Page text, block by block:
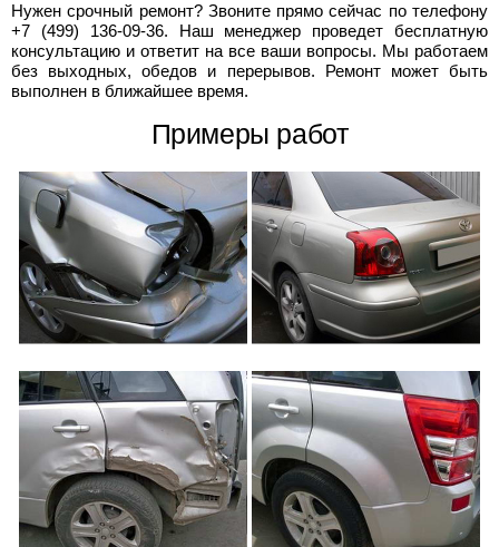
Нужен срочный ремонт? Звоните прямо сейчас по телефону
+7 (499) 136-09-36. Наш менеджер проведет бесплатную
консультацию и ответит на все ваши вопросы. Мы работаем
без выходных, обедов и перерывов. Ремонт может быть
выполнен в ближайшее время.
Примеры работ